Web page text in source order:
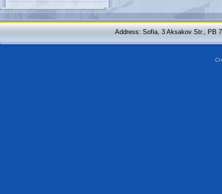
Address: Sofia, 3 Aksakov Str., PB